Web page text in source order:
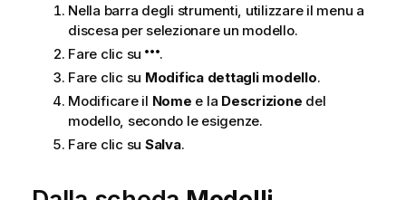
Nella barra degli strumenti, utilizzare il menu a
discesa per selezionare un modello.
Fare clic su
.
Fare clic su Modifica dettagli modello.
Modificare il Nome e la Descrizione del
modello, secondo le esigenze.
Fare clic su Salva.